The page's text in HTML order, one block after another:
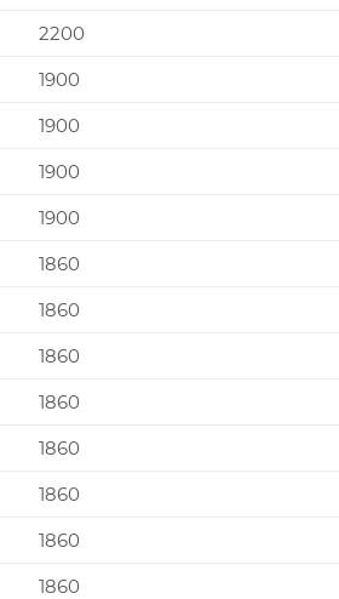
2200
1900
1900
1900
1900
1860
1860
1860
1860
1860
1860
1860
1860